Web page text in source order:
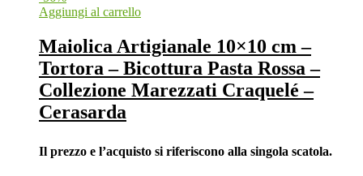
Aggiungi al carrello
Maiolica Artigianale 10×10 cm –
Tortora – Bicottura Pasta Rossa –
Collezione Marezzati Craquelé –
Cerasarda
Il prezzo e l’acquisto si riferiscono alla singola scatola.